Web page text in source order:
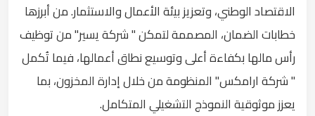
الاقتصاد الوطني، وتعزيز بيئة الأعمال والاستثمار. من أبرزها
خطابات الضمان، المصممة لتمكن " شركة يسير" من توظيف
رأس مالها بكفاءة أعلى وتوسيع نطاق أعمالها، فيما تُكمل
" شركة ارامكس" المنظومة من خلال إدارة المخزون، بما
يعزز موثوقية النموذج التشغيلي المتكامل.